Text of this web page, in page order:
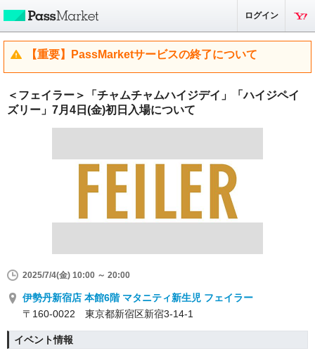
ログイン
【重要】PassMarketサービスの終了について
＜フェイラー＞「チャムチャムハイジデイ」「ハイジペイ
ズリー」7月4日(金)初日入場について
2025/7/4(金) 10:00 ～ 20:00
伊勢丹新宿店 本館6階 マタニティ新生児 フェイラー
〒160-0022 東京都新宿区新宿3-14-1
イベント情報